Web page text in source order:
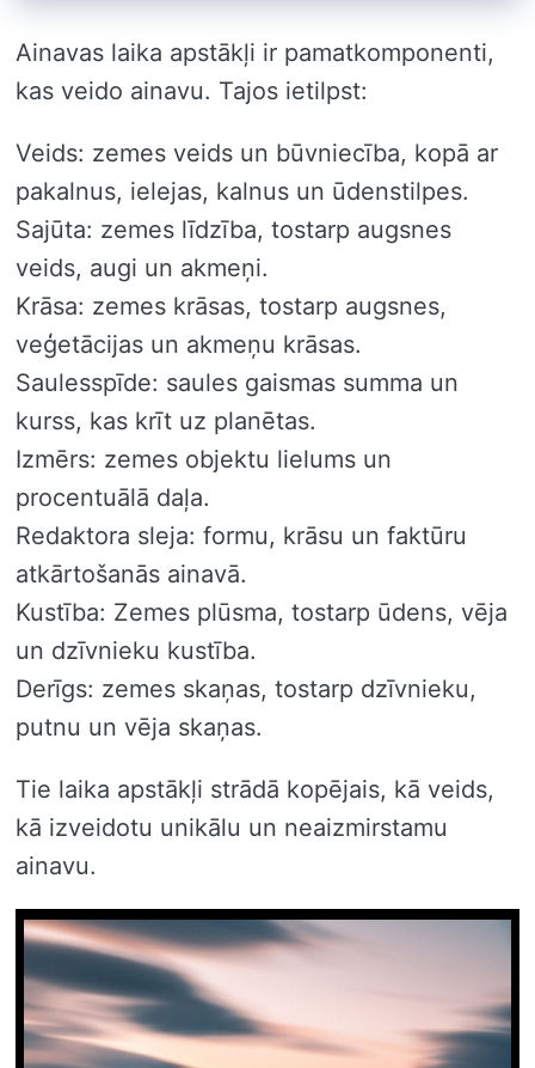
Ainavas laika apstākļi ir pamatkomponenti,
kas veido ainavu. Tajos ietilpst:
Veids: zemes veids un būvniecība, kopā ar
pakalnus, ielejas, kalnus un ūdenstilpes.
Sajūta: zemes līdzība, tostarp augsnes
veids, augi un akmeņi.
Krāsa: zemes krāsas, tostarp augsnes,
veģetācijas un akmeņu krāsas.
Saulesspīde: saules gaismas summa un
kurss, kas krīt uz planētas.
Izmērs: zemes objektu lielums un
procentuālā daļa.
Redaktora sleja: formu, krāsu un faktūru
atkārtošanās ainavā.
Kustība: Zemes plūsma, tostarp ūdens, vēja
un dzīvnieku kustība.
Derīgs: zemes skaņas, tostarp dzīvnieku,
putnu un vēja skaņas.
Tie laika apstākļi strādā kopējais, kā veids,
kā izveidotu unikālu un neaizmirstamu
ainavu.